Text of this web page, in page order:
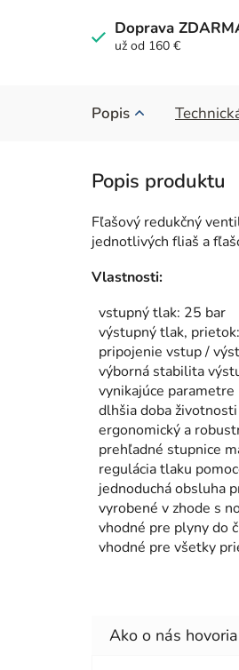
Doprava
už od 160 €
Popis
Fľašový redukčný
jednotlivých fliaš a
Vlastnosti:
vstupný tlak: 25 bar
výstupný tlak,
pripojenie vstup /
výborná stabilita
vynikajúce parametre
dlhšia doba
ergonomický a
prehľadné stupnice
regulácia tlaku
jednoduchá obsluha
vyrobené v zhode s
vhodné pre plyny do
vhodné pre všetky